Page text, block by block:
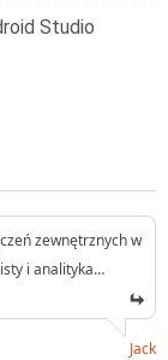
Studio
zewnętrznych w
i analityka…
Jack